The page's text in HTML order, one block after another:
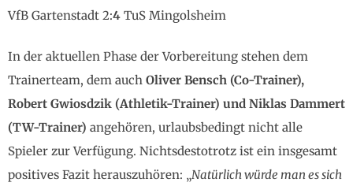
VfB Gartenstadt 2:4 TuS Mingolsheim
In der aktuellen Phase der Vorbereitung stehen dem
Trainerteam, dem auch Oliver Bensch (Co-Trainer),
Robert Gwiosdzik (Athletik-Trainer) und Niklas Dammert
(TW-Trainer) angehören, urlaubsbedingt nicht alle
Spieler zur Verfügung. Nichtsdestotrotz ist ein insgesamt
positives Fazit herauszuhören: „Natürlich würde man es sich